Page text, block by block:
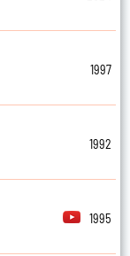
1997
1992
1995